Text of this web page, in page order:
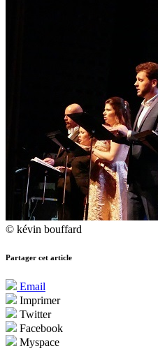
© kévin bouffard
Partager cet article
Email
Imprimer
Twitter
Facebook
Myspace